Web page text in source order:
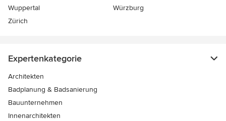
Wuppertal
Würzburg
Zürich
Expertenkategorie
Architekten
Badplanung & Badsanierung
Bauunternehmen
Innenarchitekten